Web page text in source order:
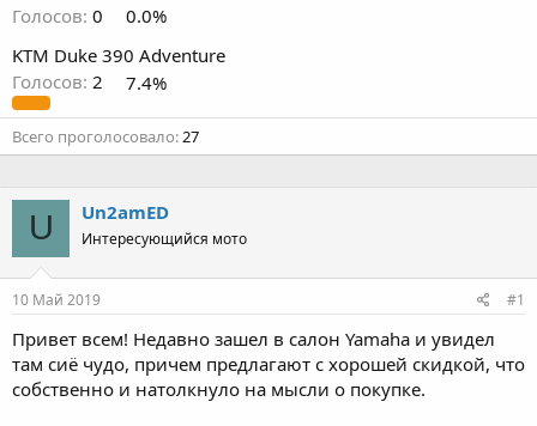
Голосов: 0
0.0%
KTM Duke 390 Adventure
Голосов: 2 7.4%
Всего проголосовало 27
U Un2amED
Интересующийся мото
10 Май 2019 #1
Привет всем! Недавно зашел в салон Yamaha и увидел
там сиё чудо, причем предлагают с хорошей скидкой, что
собственно и натолкнуло на мысли о покупке.